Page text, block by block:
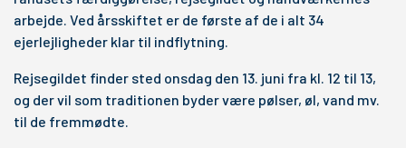
arbejde. Ved årsskiftet er de første af de i alt 34
ejerlejligheder klar til indflytning.
Rejsegildet finder sted onsdag den 13. juni fra kl. 12 til 13,
og der vil som traditionen byder være pølser, øl, vand mv.
til de fremmødte.